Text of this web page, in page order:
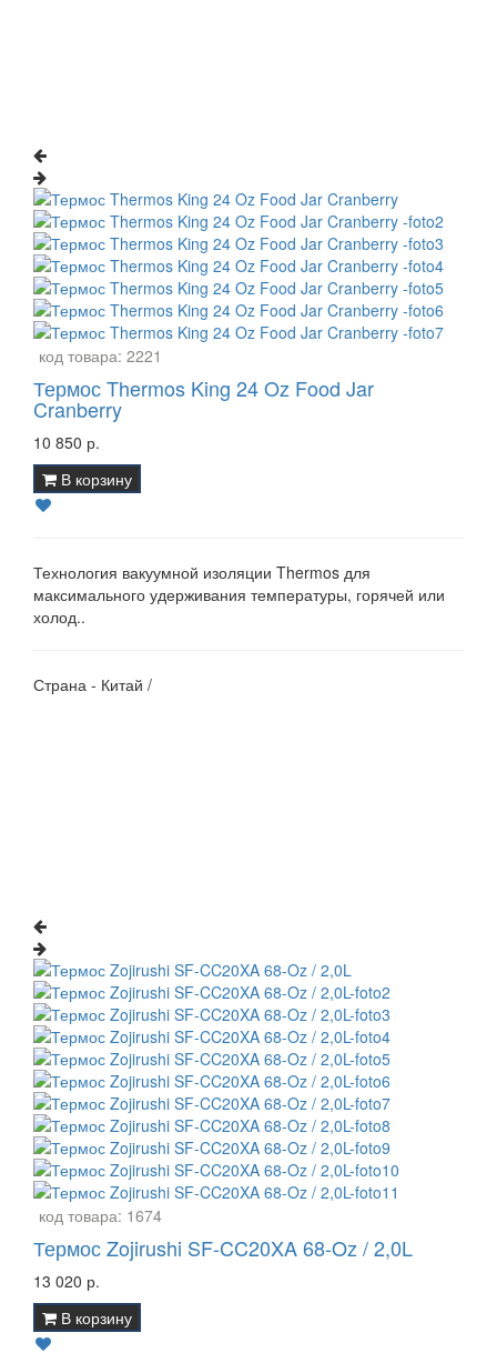
код товара: 2221
Термос Thermos King 24 Oz Food Jar
Cranberry
10 850 р.
В корзину
Технология вакуумной изоляции Thermos для
максимального удерживания температуры, горячей или
холод..
Страна - Китай /
код товара: 1674
Термос Zojirushi SF-CC20XA 68-Oz / 2,0L
13 020 р.
В корзину